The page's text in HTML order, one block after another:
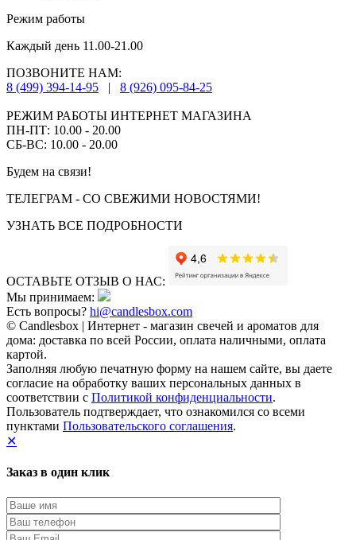
Режим работы
Каждый день 11.00-21.00
ПОЗВОНИТЕ НАМ:
8 (499) 394-14-95
| 8 (926) 095-84-25
РЕЖИМ РАБОТЫ ИНТЕРНЕТ МАГАЗИНА
ПН-ПТ: 10.00 - 20.00
СБ-ВС: 10.00 - 20.00
Будем на связи!
ТЕЛЕГРАМ - СО СВЕЖИМИ НОВОСТЯМИ!
УЗНАТЬ ВСЕ ПОДРОБНОСТИ
ОСТАВЬТЕ ОТЗЫВ О НАС:
Мы принимаем:
Есть вопросы? hi@candlesbox.com
© Candlesbox | Интернет - магазин свечей и ароматов для
дома: доставка по всей России, оплата наличными, оплата
картой.
Заполняя любую печатную форму на нашем сайте, вы даете
согласие на обработку ваших персональных данных в
соответствии с Политикой конфиденциальности.
Пользователь подтверждает, что ознакомился со всеми
пунктами Пользовательского соглашения.
✕
Заказ в один клик